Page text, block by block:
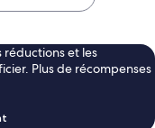
réductions et les
Plus de récompenses